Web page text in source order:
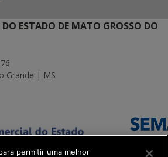
ESTADO DE MATO GROSSO DO
Grande | MS
permitir uma melhor